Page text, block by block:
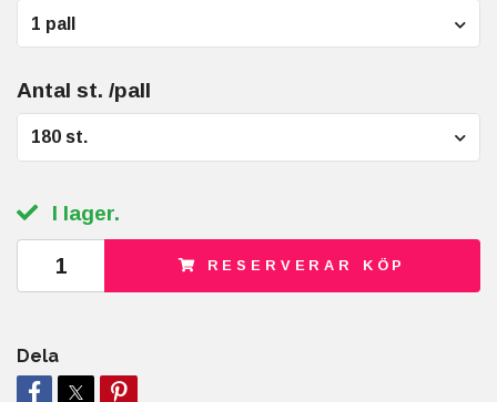
1 pall
Antal st. /pall
180 st.
I lager.
RESERVERAR KÖP
Dela